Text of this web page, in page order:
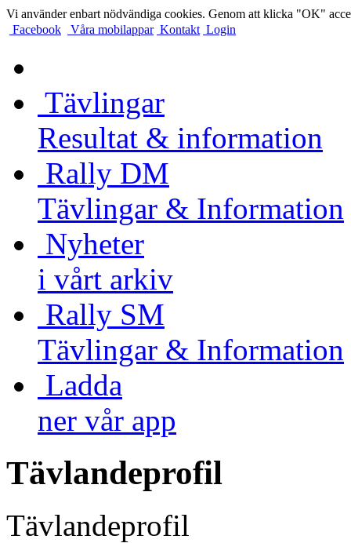
Vi använder enbart nödvändiga cookies. Genom att klicka "OK"
Facebook
Våra mobilappar Kontakt Login
Tävlingar
Resultat & information
Rally DM
Tävlingar & Information
Nyheter
i vårt arkiv
Rally SM
Tävlingar & Information
Ladda
ner vår app
Tävlandeprofil
Tävlandeprofil